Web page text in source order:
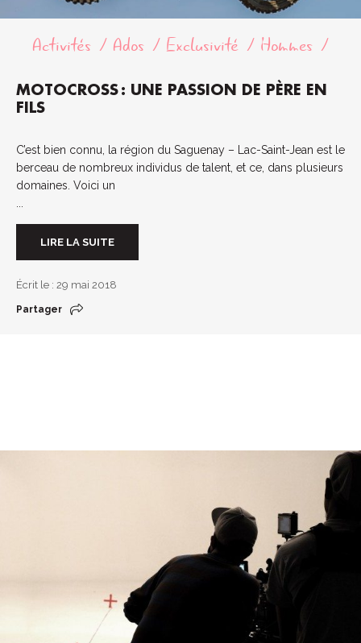
Activités Ados Exclusivité Hommes
MOTOCROSS : UNE PASSION DE PÈRE EN
FILS
C’est bien connu, la région du Saguenay – Lac-Saint-Jean est le
berceau de nombreux individus de talent, et ce, dans plusieurs
domaines. Voici un
LIRE LA SUITE
Écrit le : 29 mai 2018
Partager